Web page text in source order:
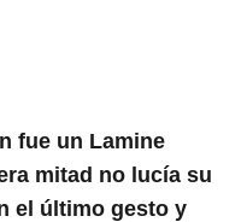
fue un Lamine
mitad no lucía su
el último gesto y